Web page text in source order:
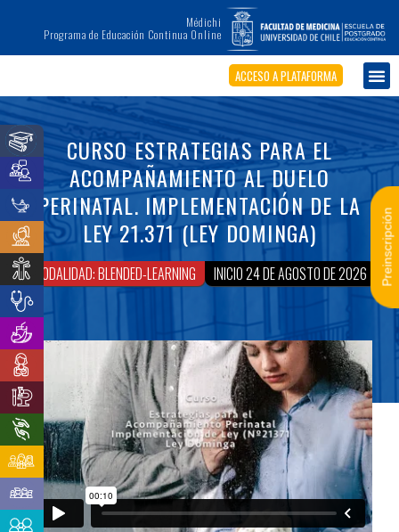
Médichi
Programa de Educación Continua Online
ACCESO A PLATAFORMA
CURSO ESTRATEGIAS PARA EL
ACOMPAÑAMIENTO AL DUELO
PERINATAL. IMPLEMENTACIÓN DE LA
LEY 21.371 (LEY DOMINGA)
MODALIDAD: BLENDED-LEARNING INICIO 24 DE AGOSTO DE 2026 Preinscripción